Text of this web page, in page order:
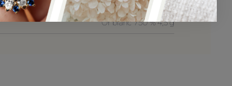
Or blanc 750 % 4,5 g